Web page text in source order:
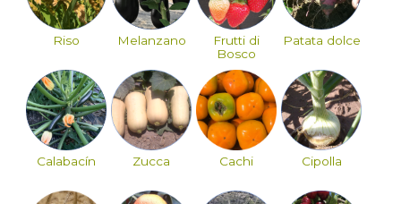
Riso Melanzano
Frutti di
Bosco
Patata dolce
Calabacín Zucca Cachi Cipolla